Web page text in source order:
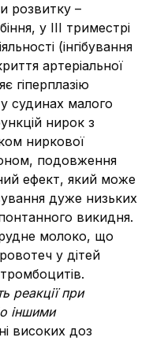
розвитку –
у III триместрі
(інгібування
артеріальної
гіперплазію
у судинах малого
нирок з
ниркової
подовження
ефект, який може
дуже низьких
викидня.
молоко, що
у дітей
реакції при
іншими
високих доз